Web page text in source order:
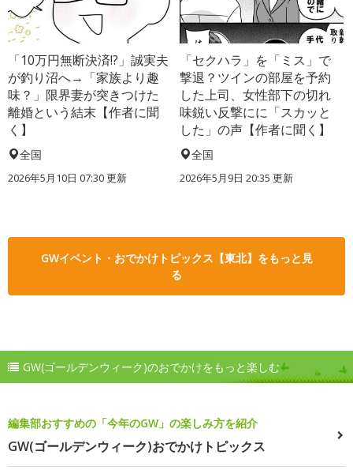
「10万円無断決済!?」誠実夫
が釣り沼へ→「家族より趣
味？」限界妻が突きつけた
離婚という結末【作者に聞
く】
全国
2026年5月10日 07:30 更新
「セクハラ」を「ミス」で
撃退？ツインの部屋を予約
した上司、女性部下の切れ
味鋭い反撃にに「スカッと
した」の声【作者に聞く】
全国
2026年5月9日 20:35 更新
GWイベント・おでかけトピックス【東北】をもっと見
る
GW(ゴールデンウィーク)のおでかけをもっと楽しむ
編集部おすすめの「今年のGW」の楽しみ方を紹介
GW(ゴールデンウィーク)おでかけトピックス